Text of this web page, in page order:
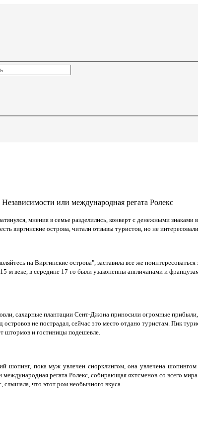
или международная регата Ролекс
мнения в семье разделились, конверт с денежными
виргинские острова, читали отзывы туристов, но не
на Виргинские острова", заставила все же
м веке, в середине 17-го были узаконенны англичанами и
сахарные плантации Сент-Джона приносили огромные
не пострадал, сейчас это место отдано туристам. Пик
штормов и гостиницы подешевле.
шопинг, пока муж увлечен снорклингом, она увлечена
регата Ролекс, собирающая яхтсменов со всего
что этот ром необычного вкуса.